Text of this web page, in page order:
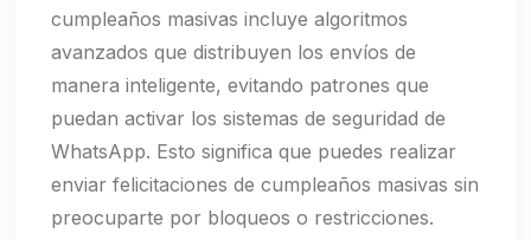
cumpleaños masivas incluye algoritmos
avanzados que distribuyen los envíos de
manera inteligente, evitando patrones que
puedan activar los sistemas de seguridad de
WhatsApp. Esto significa que puedes realizar
enviar felicitaciones de cumpleaños masivas sin
preocuparte por bloqueos o restricciones.